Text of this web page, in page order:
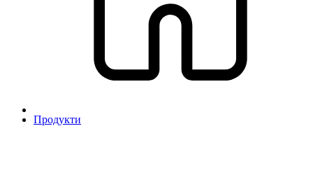
Продукти